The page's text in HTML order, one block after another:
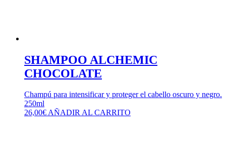
SHAMPOO ALCHEMIC
CHOCOLATE
Champú para intensificar y proteger el cabello oscuro y negro.
250ml
26,00€AÑADIR AL CARRITO